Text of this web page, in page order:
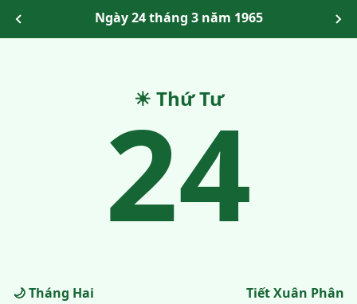
Ngày 24 tháng 3 năm 1965
☀ Thứ Tư
24
🌙 Tháng Hai
Tiết Xuân Phân